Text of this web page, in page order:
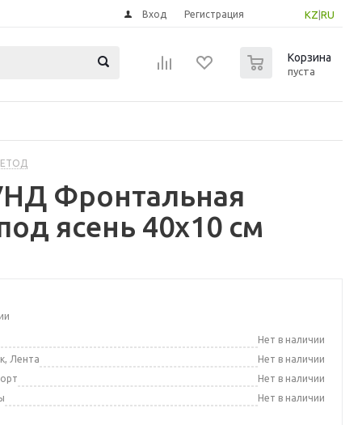
KZ RU
Вход Регистрация
Корзина
пуста
Фронтальная
ясень 40x10 см
Нет в наличии
Лента
Нет в наличии
Нет в наличии
Нет в наличии